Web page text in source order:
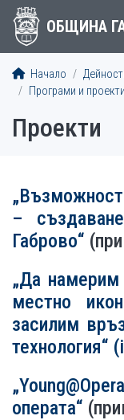
ОБЩИНА
Начало
Програми и проекти
Проекти
–
Габрово“
„Да намерим
местно
засилим
технология“
операта“